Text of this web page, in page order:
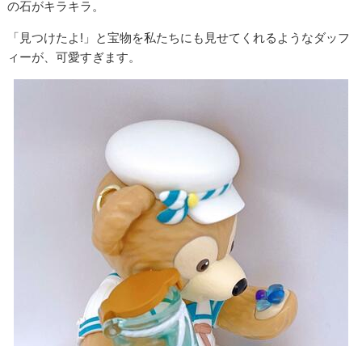
の石がキラキラ。
「見つけたよ!」と宝物を私たちにも見せてくれるようなダッフ
ィーが、可愛すぎます。